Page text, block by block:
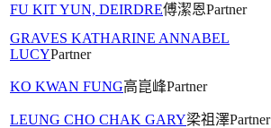
FU KIT YUN, DEIRDRE傅潔恩Partner
GRAVES KATHARINE ANNABEL
LUCYPartner
KO KWAN FUNG高崑峰Partner
LEUNG CHO CHAK GARY梁祖澤Partner